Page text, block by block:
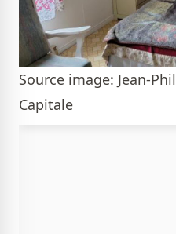
Source image: Jean-
Capitale